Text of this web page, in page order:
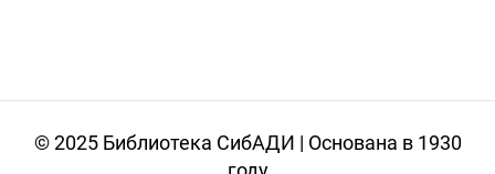
© 2025 Библиотека СибАДИ | Основана в 1930